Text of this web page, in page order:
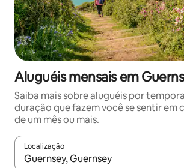
Aluguéis mensais em
Saiba mais sobre aluguéis por
duração que fazem você se sentir em
de um mês ou mais.
Localização
Quando os resultados estiverem